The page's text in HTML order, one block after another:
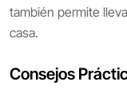
también permite
casa.
Consejos